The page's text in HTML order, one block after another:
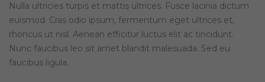
Nulla ultricies turpis et mattis ultrices. Fusce lacinia dictum
euismod. Cras odio ipsum, fermentum eget ultrices et,
rhoncus ut nisl. Aenean efficitur luctus elit ac tincidunt.
Nunc faucibus leo sit amet blandit malesuada. Sed eu
faucibus ligula.